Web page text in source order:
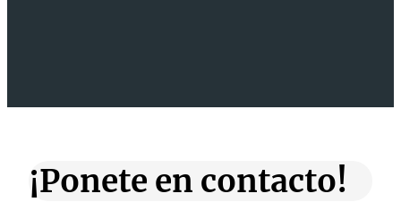
¡Ponete en contacto!